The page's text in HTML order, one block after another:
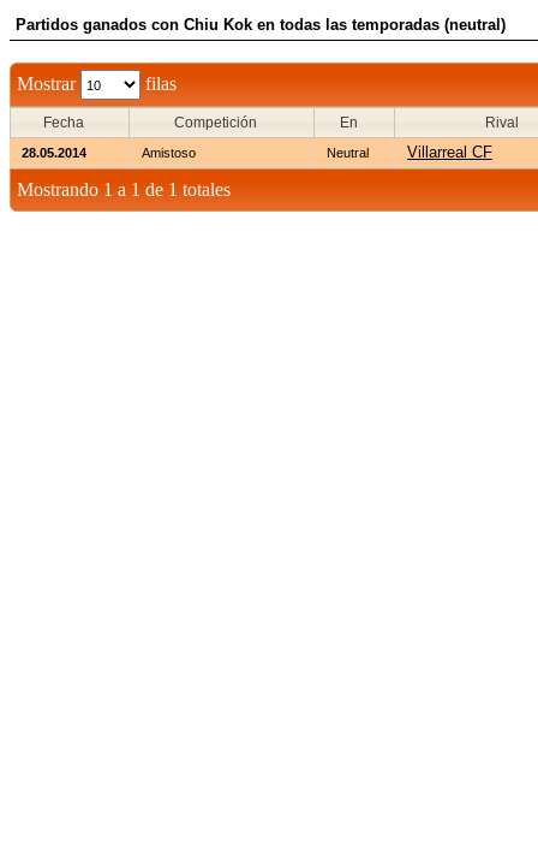
Partidos ganados con Chiu Kok en todas las temporadas (neutral)
Mostrar filas
Fecha Competición En Rival
28.05.2014 Amistoso Neutral Villarreal CF
Mostrando 1 a 1 de 1 totales